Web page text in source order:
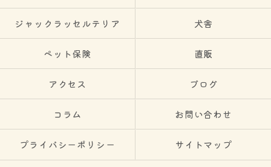
ジャックラッセルテリア 犬舎
ペット保険 直販
アクセス ブログ
コラム お問い合わせ
プライバシーポリシー サイトマップ